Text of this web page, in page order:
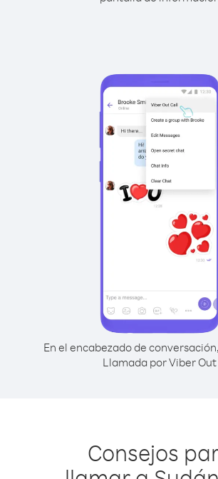
En el encabezado de
Llamada por Viber Out
Consejos